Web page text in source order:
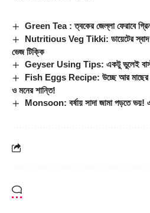
Green Tea : ত্বকের জেল্লা ফেরাবে
Nutritious Veg Tikki: ডায়েটের স্বাদ
ভেজ টিক্কি
Geyser Using Tips: একটু ভুলেই বার্স্ট
Fish Eggs Recipe: উচ্ছে আর মাছের
ও মনের শান্তি!
Monsoon: বর্ষায় সাদা জামা পড়তে